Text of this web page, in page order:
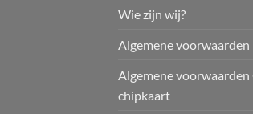
Wie zijn wij?
Algemene voorwaarden
Algemene voorwaarden
chipkaart